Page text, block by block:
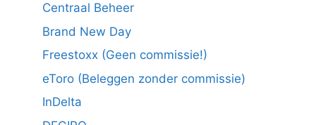
Centraal Beheer
Brand New Day
Freestoxx (Geen commissie!)
eToro (Beleggen zonder commissie)
InDelta